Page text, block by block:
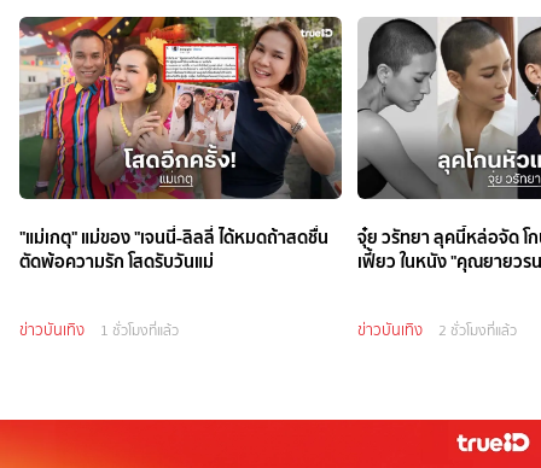
"แม่เกตุ" แม่ของ "เจนนี่-ลิลลี่ ได้หมดถ้าสดชื่น
ตัดพ้อความรัก โสดรับวันแม่
ข่าวบันเทิง 1 ชั่วโมงที่แล้ว
จุ๋ย วรัทยา ลุคนี้หล่อจัด
เฟี้ยว ในหนัง "คุณยายวร
ข่าวบันเทิง 2 ชั่วโมงที่แล้ว